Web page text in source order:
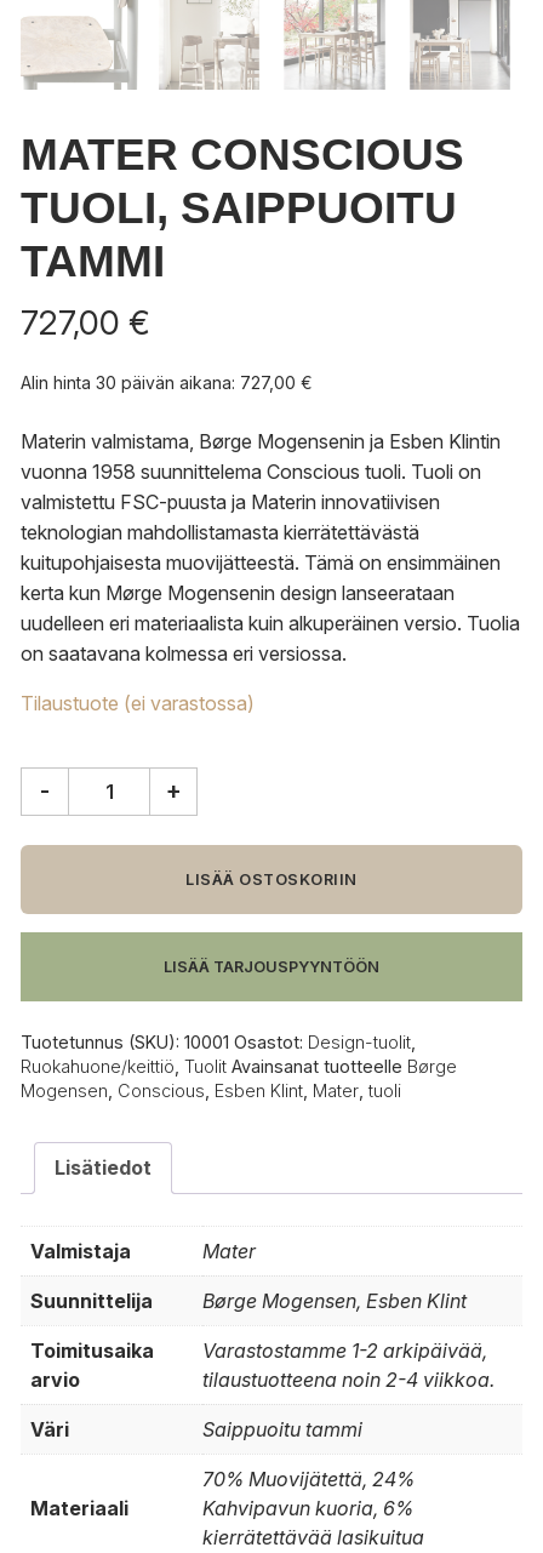
MATER CONSCIOUS
TUOLI, SAIPPUOITU
TAMMI
727,00 €
Alin hinta 30 päivän aikana: 727,00 €
Materin valmistama, Børge Mogensenin ja Esben Klintin
vuonna 1958 suunnittelema Conscious tuoli. Tuoli on
valmistettu FSC-puusta ja Materin innovatiivisen
teknologian mahdollistamasta kierrätettävästä
kuitupohjaisesta muovijätteestä. Tämä on ensimmäinen
kerta kun Mørge Mogensenin design lanseerataan
uudelleen eri materiaalista kuin alkuperäinen versio. Tuolia
on saatavana kolmessa eri versiossa.
Tilaustuote (ei varastossa)
tuoli,
tammi
määrä
- +
LISÄÄ OSTOSKORIIN
LISÄÄ TARJOUSPYYNTÖÖN
Tuotetunnus (SKU): 10001 Osastot: Design-tuolit
Ruokahuone/keittiö Tuolit Avainsanat tuotteelle Børge
Mogensen Conscious Esben Klint Mater ,tuoli
Lisätiedot
Valmistaja Mater
Suunnittelija Børge Mogensen, Esben Klint
Toimitusaika
arvio
Varastostamme 1-2 arkipäivää,
tilaustuotteena noin 2-4 viikkoa.
Väri Saippuoitu tammi
Materiaali
70% Muovijätettä, 24%
Kahvipavun kuoria, 6%
kierrätettävää lasikuitua